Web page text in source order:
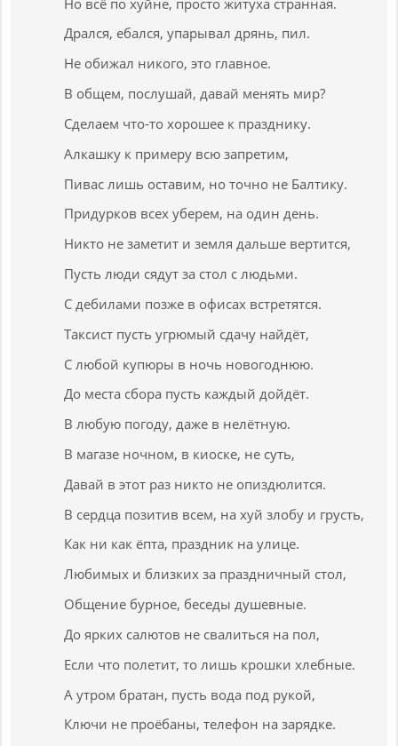
Дрался, ебался, упарывал дрянь, пил.
Не обижал никого, это главное.
В общем, послушай, давай менять мир?
Сделаем что-то хорошее к празднику.
Алкашку к примеру всю запретим,
Пивас лишь оставим, но точно не Балтику.
Придурков всех уберем, на один день.
Никто не заметит и земля дальше вертится,
Пусть люди сядут за стол с людьми.
С дебилами позже в офисах встретятся.
Таксист пусть угрюмый сдачу найдёт,
С любой купюры в ночь новогоднюю.
До места сбора пусть каждый дойдёт.
В любую погоду, даже в нелётную.
В магазе ночном, в киоске, не суть,
Давай в этот раз никто не опиздюлится.
В сердца позитив всем, на хуй злобу и грусть,
Как ни как ёпта, праздник на улице.
Любимых и близких за праздничный стол,
Общение бурное, беседы душевные.
До ярких салютов не свалиться на пол,
Если что полетит, то лишь крошки хлебные.
А утром братан, пусть вода под рукой,
Ключи не проёбаны, телефон на зарядке.